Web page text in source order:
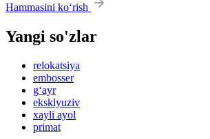
Hammasini ko‘rish
Yangi so'zlar
relokatsiya
embosser
g‘ayr
eksklyuziv
xayli ayol
primat